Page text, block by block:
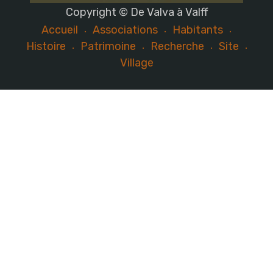
Copyright © De Valva à Valff
Accueil
Associations
Habitants
Histoire
Patrimoine Recherche
Site
Village